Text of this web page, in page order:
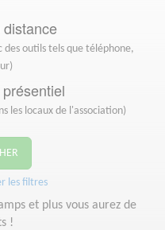
des outils tels que téléphone,
les locaux de l'association)
les filtres
et plus vous aurez de
!